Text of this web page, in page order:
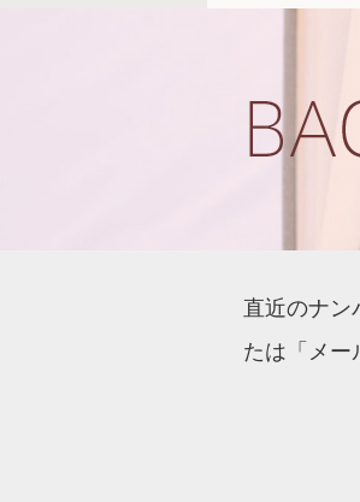
直近のナン
たは「メー